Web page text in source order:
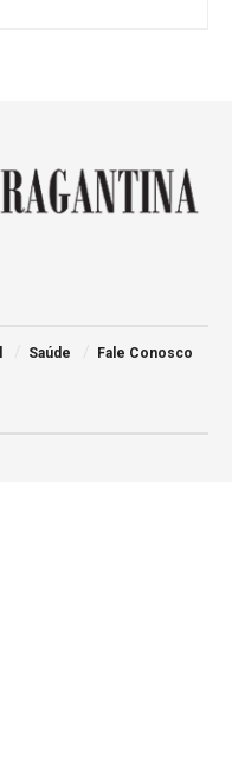
Saúde Fale Conosco